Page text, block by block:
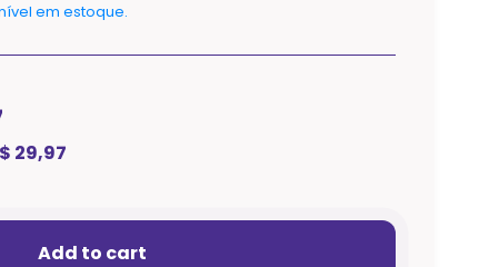
em estoque.
29,97
Add to cart